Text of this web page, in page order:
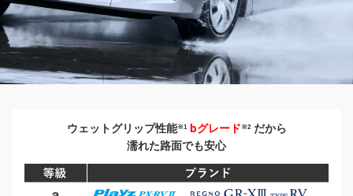
ウェットグリップ性能※1 bグレード ※2だから
濡れた路面でも安心